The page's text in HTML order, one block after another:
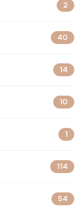
2
40
14
10
1
114
54